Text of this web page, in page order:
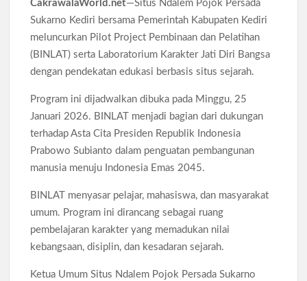
Bank Dunia Mulai Persiapan IDA22, Sri Mulyani Jadi Ketua
Independen
Dokter Ungkap Dampak Padel pada Cedera Kaki 2026
Box Office Hollywood 2026 Tembus 4 Film Rp18 Triliun
CakrawalaWorld.net—Situs Ndalem Pojok Persada
Sukarno Kediri bersama Pemerintah Kabupaten Kediri
meluncurkan Pilot Project Pembinaan dan Pelatihan
(BINLAT) serta Laboratorium Karakter Jati Diri Bangsa
dengan pendekatan edukasi berbasis situs sejarah.
Program ini dijadwalkan dibuka pada Minggu, 25
Januari 2026. BINLAT menjadi bagian dari dukungan
terhadap Asta Cita Presiden Republik Indonesia
Prabowo Subianto dalam penguatan pembangunan
manusia menuju Indonesia Emas 2045.
BINLAT menyasar pelajar, mahasiswa, dan masyarakat
umum. Program ini dirancang sebagai ruang
pembelajaran karakter yang memadukan nilai
kebangsaan, disiplin, dan kesadaran sejarah.
Ketua Umum Situs Ndalem Pojok Persada Sukarno